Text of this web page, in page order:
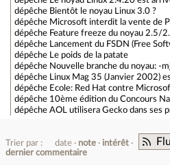
dépêche Bientôt le noyau Linux 3.0 ?
dépêche Microsoft interdit la vente de
dépêche Feature freeze du noyau 2.5/
dépêche
Lancement du FSDN (Free
dépêche
Le poids de la patate
dépêche Nouvelle branche du noyau: -
dépêche
Linux Mag 35 (Janvier 2002)
dépêche Ecole: Red Hat contre
dépêche 10ème édition du Concours
dépêche AOL utilisera Gecko dans ses
Trier par : date note
intérêt
dernier commentaire